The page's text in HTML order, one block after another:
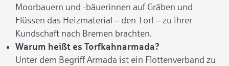
Moorbauern und -bäuerinnen auf Gräben und
Flüssen das Heizmaterial – den Torf – zu ihrer
Kundschaft nach Bremen brachten.
Warum heißt es Torfkahnarmada?
Unter dem Begriff Armada ist ein Flottenverband zu